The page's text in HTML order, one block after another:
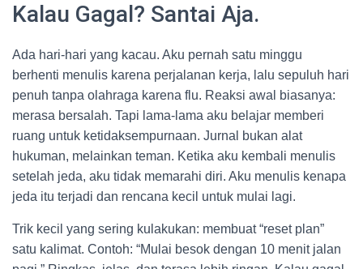
Kalau Gagal? Santai Aja.
Ada hari-hari yang kacau. Aku pernah satu minggu
berhenti menulis karena perjalanan kerja, lalu sepuluh hari
penuh tanpa olahraga karena flu. Reaksi awal biasanya:
merasa bersalah. Tapi lama-lama aku belajar memberi
ruang untuk ketidaksempurnaan. Jurnal bukan alat
hukuman, melainkan teman. Ketika aku kembali menulis
setelah jeda, aku tidak memarahi diri. Aku menulis kenapa
jeda itu terjadi dan rencana kecil untuk mulai lagi.
Trik kecil yang sering kulakukan: membuat “reset plan”
satu kalimat. Contoh: “Mulai besok dengan 10 menit jalan